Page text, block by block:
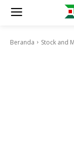
Beranda Stock and